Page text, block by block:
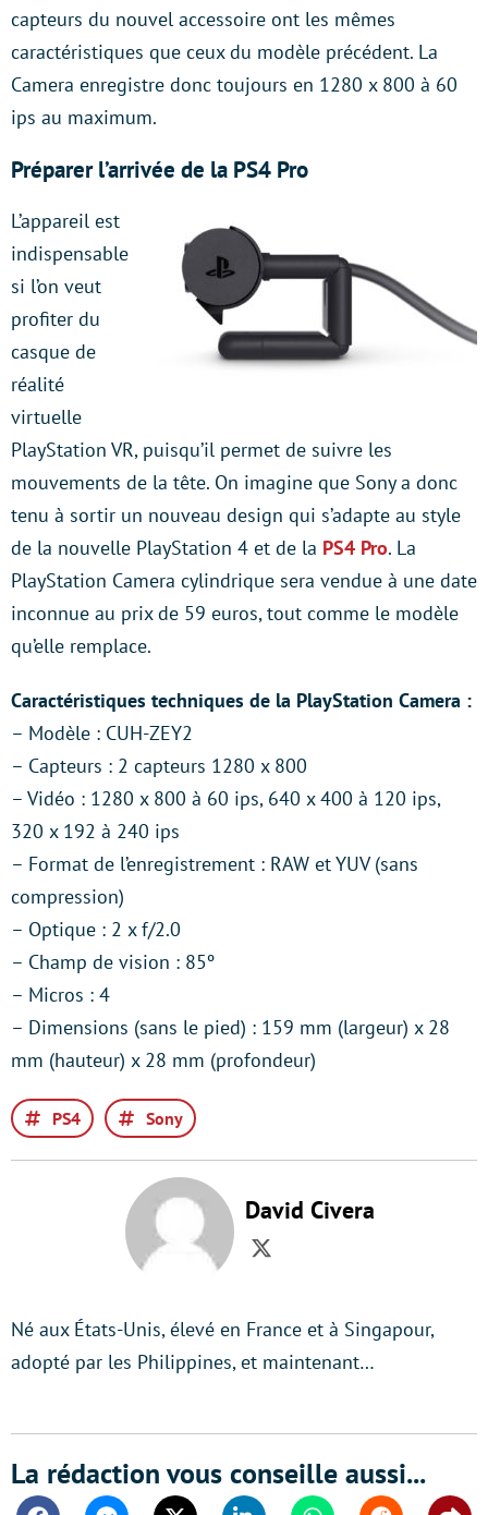
capteurs du nouvel accessoire ont les mêmes
caractéristiques que ceux du modèle précédent. La
Camera enregistre donc toujours en 1280 x 800 à 60
ips au maximum.
Préparer l’arrivée de la PS4 Pro
L’appareil est
indispensable
si l’on veut
profiter du
casque de
réalité
virtuelle
PlayStation VR, puisqu’il permet de suivre les
mouvements de la tête. On imagine que Sony a donc
tenu à sortir un nouveau design qui s’adapte au style
de la nouvelle PlayStation 4 et de la PS4 Pro. La
PlayStation Camera cylindrique sera vendue à une date
inconnue au prix de 59 euros, tout comme le modèle
qu’elle remplace.
Caractéristiques techniques de la PlayStation Camera :
– Modèle : CUH-ZEY2
– Capteurs : 2 capteurs 1280 x 800
– Vidéo : 1280 x 800 à 60 ips, 640 x 400 à 120 ips,
320 x 192 à 240 ips
– Format de l’enregistrement : RAW et YUV (sans
compression)
– Optique : 2 x f/2.0
– Champ de vision : 85º
– Micros : 4
– Dimensions (sans le pied) : 159 mm (largeur) x 28
mm (hauteur) x 28 mm (profondeur)
PS4 Sony
David Civera
Twitter
Né aux États-Unis, élevé en France et à Singapour,
adopté par les Philippines, et maintenant…
La rédaction vous conseille aussi...